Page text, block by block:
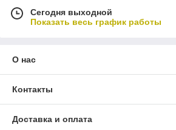
Сегодня выходной
Показать весь график работы
О нас
Контакты
Доставка и оплата